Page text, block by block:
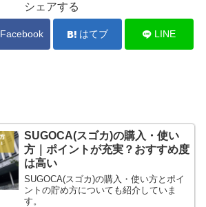
シェアする
Facebook はてブ LINE
SUGOCA(スゴカ)の購入・使い
方｜ポイントが充実？おすすめ度
は高い
SUGOCA(スゴカ)の購入・使い方とポイ
ントの貯め方についても紹介していま
す。